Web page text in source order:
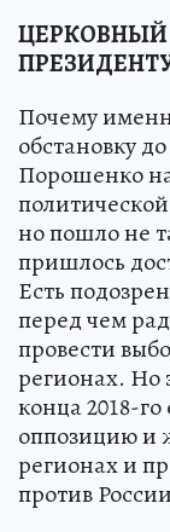
ЦЕРКОВНЫЙ
Почему
обстановку
Порошенко
но пошло не
пришлось
Есть
перед чем
провести
регионах. Но
конца 2018-
оппозицию и
регионах и
против